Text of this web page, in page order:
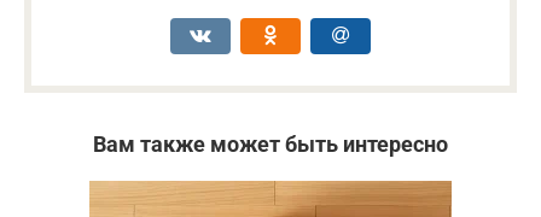
Вам также может быть интересно